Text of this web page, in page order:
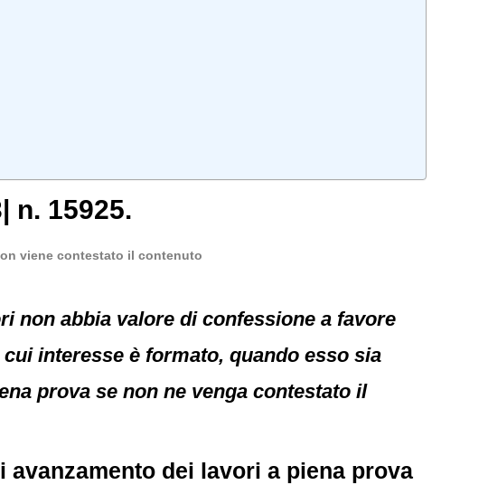
| n. 15925.
viene contestato il contenuto
non abbia valore di confessione a favore
interesse è formato, quando esso sia
prova se non ne venga contestato il
avanzamento dei lavori a piena prova